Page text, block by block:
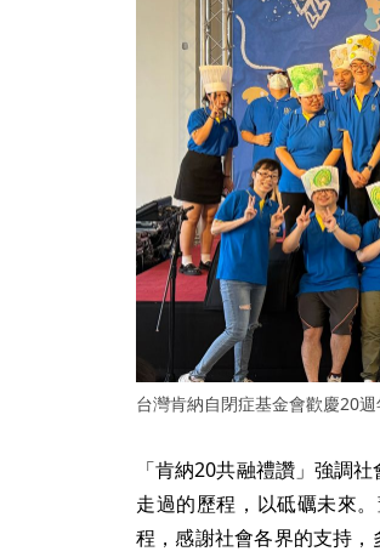
台灣肯納自閉症基金會歡慶20
「肯納20共融禮讚」強調
走過的歷程，以砥礪未來
程，感謝社會各界的支持